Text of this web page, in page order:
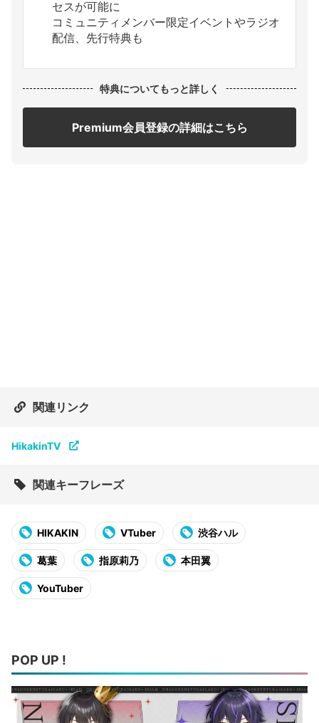
セスが可能に
コミュニティメンバー限定イベントやラジオ
配信、先行特典も
特典についてもっと詳しく
Premium会員登録の詳細はこちら
関連リンク
HikakinTV
関連キーフレーズ
HIKAKIN VTuber 渋谷ハル
葛葉 指原莉乃 本田翼
YouTuber
POP UP !